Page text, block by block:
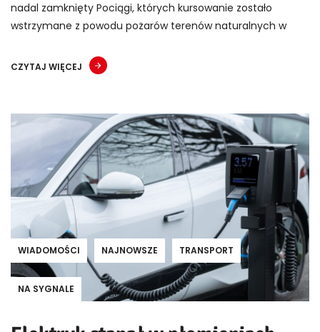
nadal zamknięty Pociągi, których kursowanie zostało
wstrzymane z powodu pożarów terenów naturalnych w
CZYTAJ WIĘCEJ
WIADOMOŚCI NAJNOWSZE TRANSPORT
NA SYGNALE